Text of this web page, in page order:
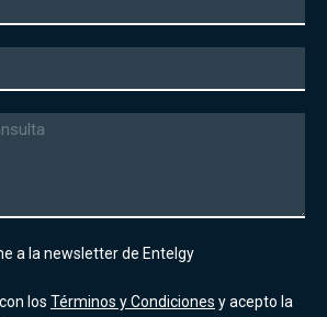
a la newsletter de Entelgy
los Términos y Condiciones y acepto la